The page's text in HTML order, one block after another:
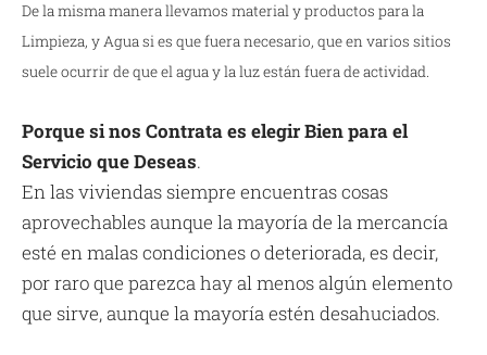
De la misma manera llevamos material y productos para la
Limpieza, y Agua si es que fuera necesario, que en varios sitios
suele ocurrir de que el agua y la luz están fuera de actividad.
Porque si nos Contrata es elegir Bien para el
Servicio que Deseas.
En las viviendas siempre encuentras cosas
aprovechables aunque la mayoría de la mercancía
esté en malas condiciones o deteriorada, es decir,
por raro que parezca hay al menos algún elemento
que sirve, aunque la mayoría estén desahuciados.